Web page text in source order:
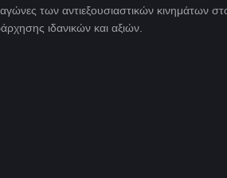
των αντιεξουσιαστικών κινημάτων
ιδανικών και αξιών.